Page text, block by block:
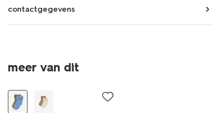
contactgegevens
meer van dit
2 paar